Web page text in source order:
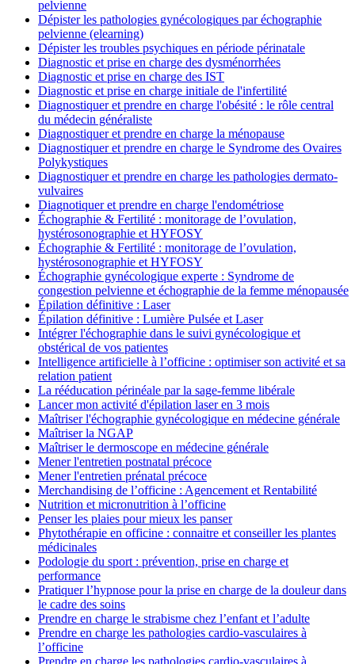
pelvienne
Dépister les pathologies gynécologiques par échographie
pelvienne (elearning)
Dépister les troubles psychiques en période périnatale
Diagnostic et prise en charge des dysménorrhées
Diagnostic et prise en charge des IST
Diagnostic et prise en charge initiale de l'infertilité
Diagnostiquer et prendre en charge l'obésité : le rôle central
du médecin généraliste
Diagnostiquer et prendre en charge la ménopause
Diagnostiquer et prendre en charge le Syndrome des Ovaires
Polykystiques
Diagnostiquer et prendre en charge les pathologies dermato-
vulvaires
Diagnotiquer et prendre en charge l'endométriose
Échographie & Fertilité : monitorage de l’ovulation,
hystérosonographie et HYFOSY
Échographie & Fertilité : monitorage de l’ovulation,
hystérosonographie et HYFOSY
Échographie gynécologique experte : Syndrome de
congestion pelvienne et échographie de la femme ménopausée
Épilation définitive : Laser
Épilation définitive : Lumière Pulsée et Laser
Intégrer l'échographie dans le suivi gynécologique et
obstérical de vos patientes
Intelligence artificielle à l’officine : optimiser son activité et sa
relation patient
La rééducation périnéale par la sage-femme libérale
Lancer mon activité d'épilation laser en 3 mois
Maîtriser l'échographie gynécologique en médecine générale
Maîtriser la NGAP
Maîtriser le dermoscope en médecine générale
Mener l'entretien postnatal précoce
Mener l'entretien prénatal précoce
Merchandising de l’officine : Agencement et Rentabilité
Nutrition et micronutrition à l’officine
Penser les plaies pour mieux les panser
Phytothérapie en officine : connaitre et conseiller les plantes
médicinales
Podologie du sport : prévention, prise en charge et
performance
Pratiquer l’hypnose pour la prise en charge de la douleur dans
le cadre des soins
Prendre en charge le strabisme chez l’enfant et l’adulte
Prendre en charge les pathologies cardio-vasculaires à
l’officine
Prendre en charge les pathologies cardio-vasculaires à